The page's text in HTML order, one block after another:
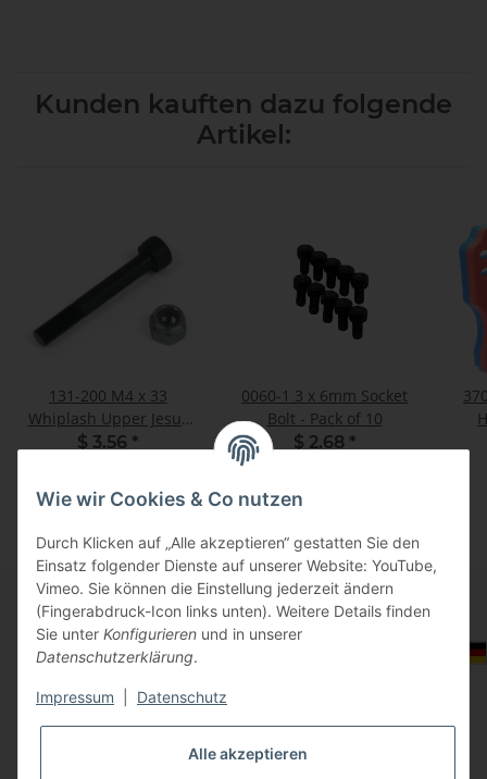
Kunden kauften dazu folgende
Artikel:
131-200 M4 x 33
Whiplash Upper Jesus
Bolt
$ 3.56 *
0060-1 3 x 6mm Socket
Bolt - Pack of 10
$ 2.68 *
Informationen
Gesetzliche Informationen
Wie wir Cookies & Co nutzen
Durch Klicken auf „Alle akzeptieren“ gestatten Sie den
Einsatz folgender Dienste auf unserer Website: YouTube,
Vimeo. Sie können die Einstellung jederzeit ändern
(Fingerabdruck-Icon links unten). Weitere Details finden
Sie unter Konfigurieren und in unserer
Datenschutzerklärung.
Impressum Datenschutz
Alle akzeptieren